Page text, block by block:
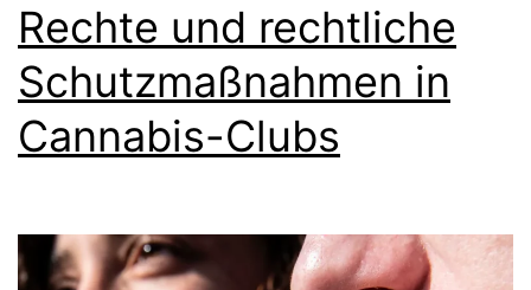
Rechte und rechtliche
Schutzmaßnahmen in
Cannabis-Clubs